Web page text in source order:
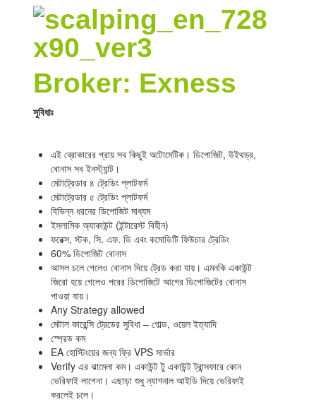
Broker: Exness
সুবিধাঃ
এই ব্রোকারের প্রায় সব কিছুই অটোমেটিক। ডিপোজিট, উইথড্র,
বোনাস সব ইনস্ট্যান্ট।
মেটাট্রেডার ৪ ট্রেডিং প্লাটফর্ম
মেটাট্রেডার ৫ ট্রেডিং প্লাটফর্ম
বিভিন্ন ধরনের ডিপোজিট মাধ্যম
ইসলামিক অ্যাকাউন্ট (ইন্টারেস্ট বিহীন)
ফরেক্স, স্টক, সি. এফ. ডি এবং কমোডিটি ফিউচার ট্রেডিং
60% ডিপোজিট বোনাস
আসল চলে গেলেও বোনাস দিয়ে ট্রেড করা যায়। এমনকি একাউন্ট
জিরো হয়ে গেলেও পরের ডিপোজিটে আগের ডিপোজিটের বোনাস
পাওয়া যায়।
Any Strategy allowed
মেটাল কারেন্সি ট্রেডের সুবিধা – গোল্ড, ওয়েল ইত্যাদি
স্প্রেড কম
EA হোস্টিংয়ের জন্য ফ্রি VPS সার্ভার
Verify এর ঝামেলা কম। একাউন্ট টু একাউন্ট ট্রান্সফারে কোন
ভেরিফাই লাগেনা। এছাড়া শুধু ন্যাশনাল আইডি দিয়ে ভেরিফাই
করলেই চলে।